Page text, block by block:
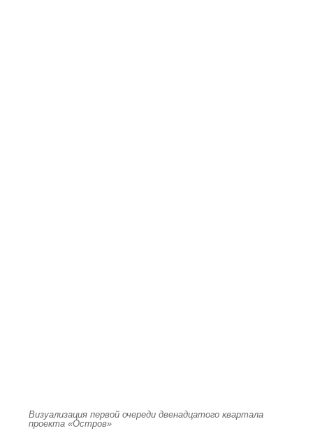
Визуализация первой очереди двенадцатого квартала
проекта «Остров»